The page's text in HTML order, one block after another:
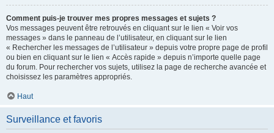
Comment puis-je trouver mes propres messages et sujets ?
Vos messages peuvent être retrouvés en cliquant sur le lien « Voir vos
messages » dans le panneau de l’utilisateur, en cliquant sur le lien
« Rechercher les messages de l’utilisateur » depuis votre propre page de profil
ou bien en cliquant sur le lien « Accès rapide » depuis n’importe quelle page
du forum. Pour rechercher vos sujets, utilisez la page de recherche avancée et
choisissez les paramètres appropriés.
Haut
Surveillance et favoris